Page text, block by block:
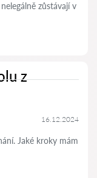
zůstávají v
z
16.12.2024
Jaké kroky mám